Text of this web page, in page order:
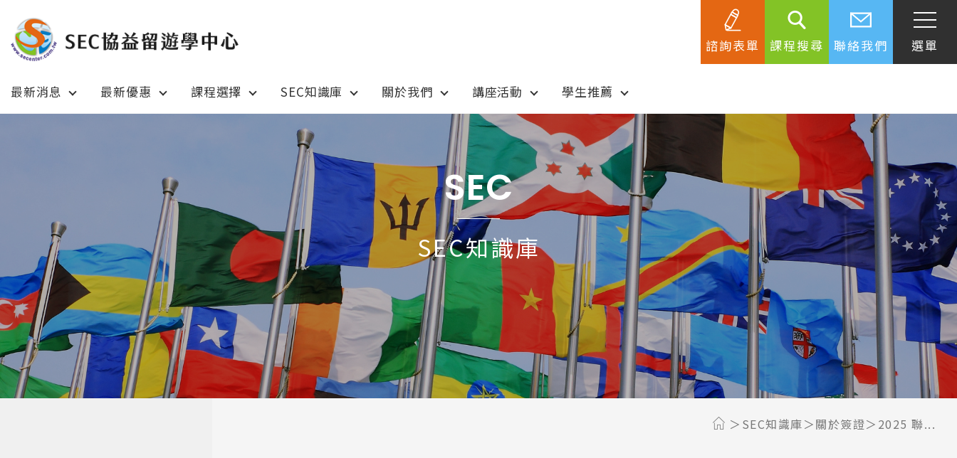
諮詢表單 課程搜尋 聯絡我們 選單
最新消息 最新優惠 課程選擇 SEC知識庫 關於我們 講座活動 學生推薦
Latest News
日本 Japan
澳洲 Australia
英國 UK/愛爾蘭 Ireland
美國 USA
寒暑假遊學團 Camp
Promotion
最新優惠
加拿大 Canada
日本 Japan
澳洲 Australia
英國 UK / 愛爾蘭IRELAND
美國 USA
紐西蘭 New Zealand
亞洲 Asia / 其他 Others
Program
課程選擇
語言學校
國高中小學校
專業技職｜海外工讀
寒暑假遊學團
學士碩士
SEC
生活資訊
跟著遊學大使看世界
學習要領
工作規範
生涯規劃
SEC
SEC知識庫
SEC知識庫 關於簽證 2025 聯...